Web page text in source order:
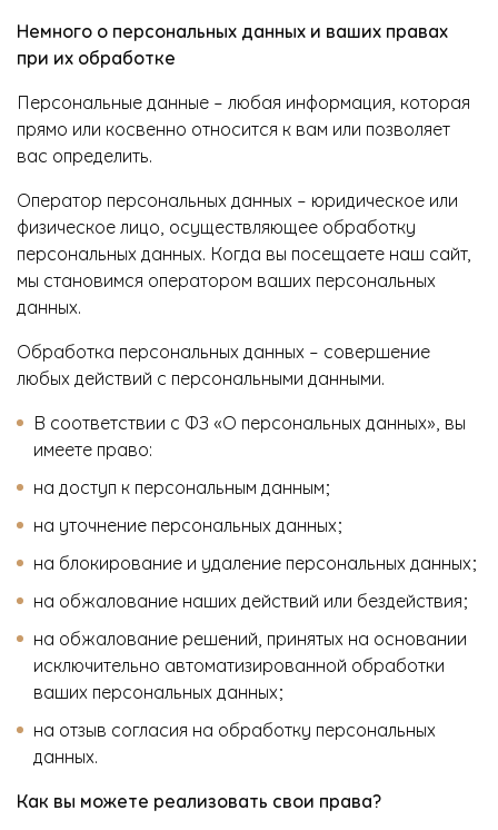
Немного о персональных данных и ваших правах
при их обработке
Персональные данные – любая информация, которая
прямо или косвенно относится к вам или позволяет
вас определить.
Оператор персональных данных – юридическое или
физическое лицо, осуществляющее обработку
персональных данных. Когда вы посещаете наш сайт,
мы становимся оператором ваших персональных
данных.
Обработка персональных данных – совершение
любых действий с персональными данными.
В соответствии с ФЗ «О персональных данных», вы
имеете право:
на доступ к персональным данным;
на уточнение персональных данных;
на блокирование и удаление персональных данных;
на обжалование наших действий или бездействия;
на обжалование решений, принятых на основании
исключительно автоматизированной обработки
ваших персональных данных;
на отзыв согласия на обработку персональных
данных.
Как вы можете реализовать свои права?